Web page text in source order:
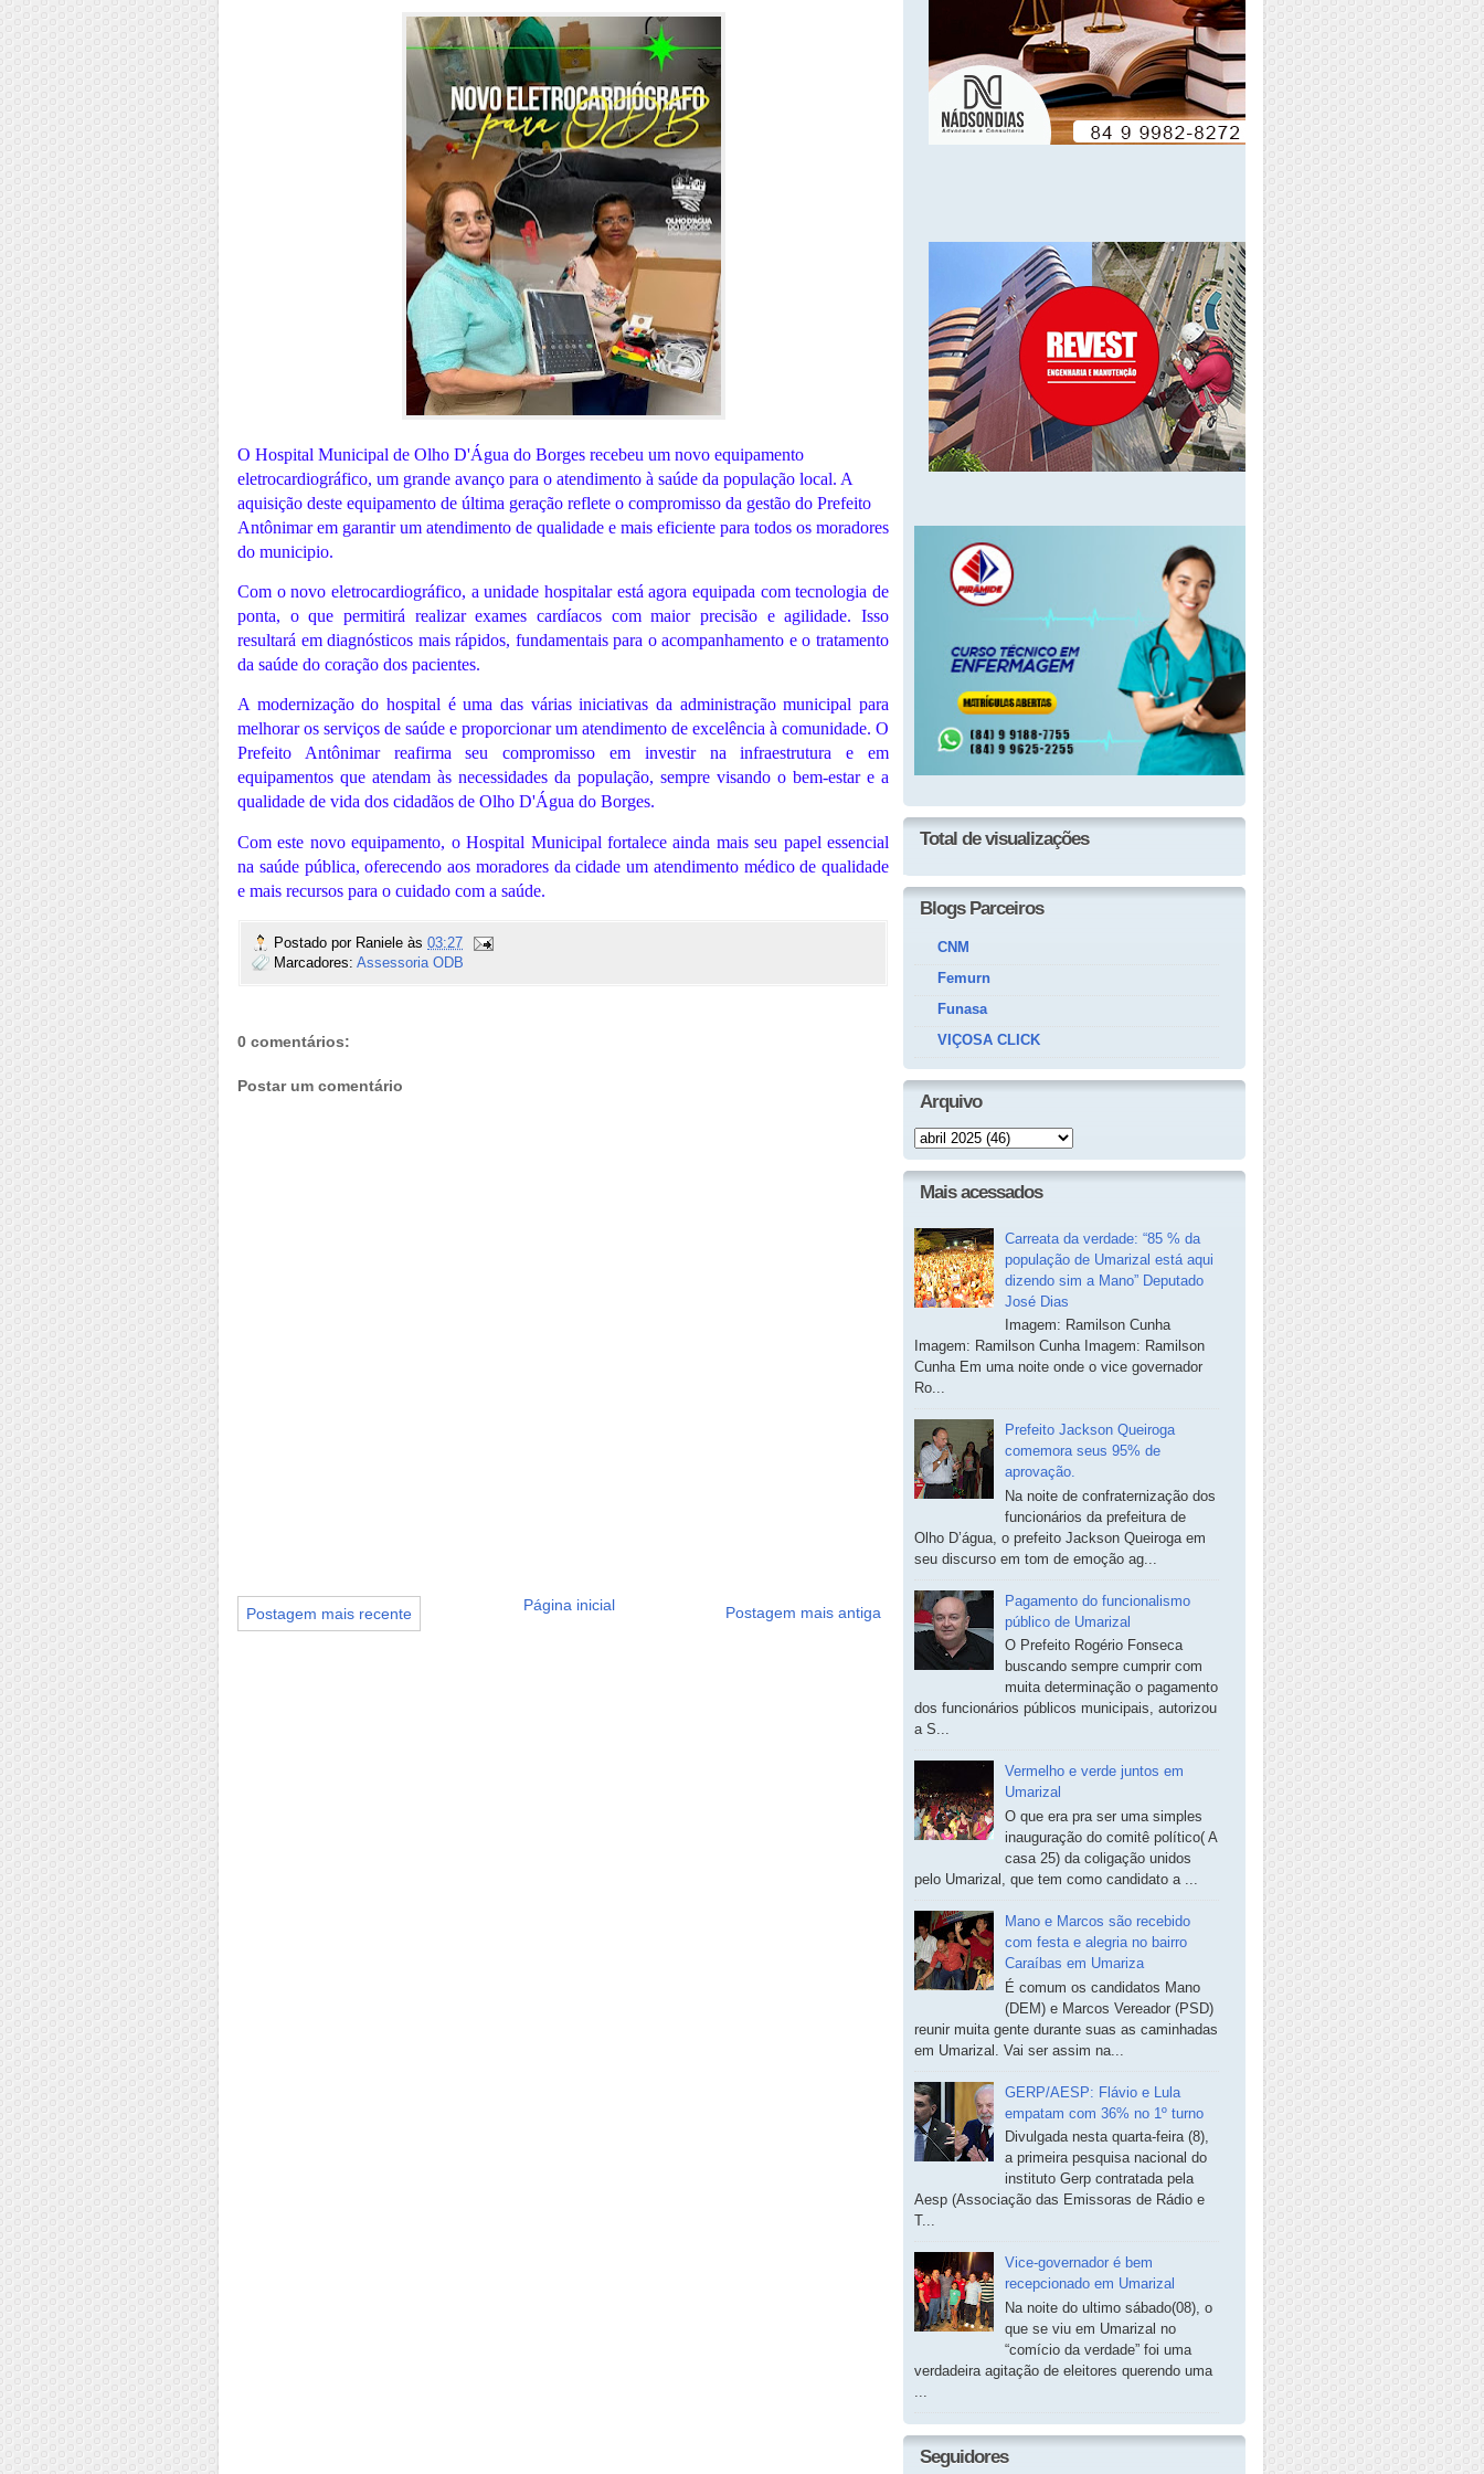
O Hospital Municipal de Olho D'Água do Borges recebeu um novo equipamento
eletrocardiográfico, um grande avanço para o atendimento à saúde da população local. A
aquisição deste equipamento de última geração reflete o compromisso da gestão do Prefeito
Antônimar em garantir um atendimento de qualidade e mais eficiente para todos os moradores
do municipio.
Com o novo eletrocardiográfico, a unidade hospitalar está agora equipada com tecnologia de
ponta, o que permitirá realizar exames cardíacos com maior precisão e agilidade. Isso
resultará em diagnósticos mais rápidos, fundamentais para o acompanhamento e o tratamento
da saúde do coração dos pacientes.
A modernização do hospital é uma das várias iniciativas da administração municipal para
melhorar os serviços de saúde e proporcionar um atendimento de excelência à comunidade. O
Prefeito Antônimar reafirma seu compromisso em investir na infraestrutura e em
equipamentos que atendam às necessidades da população, sempre visando o bem-estar e a
qualidade de vida dos cidadãos de Olho D'Água do Borges.
Com este novo equipamento, o Hospital Municipal fortalece ainda mais seu papel essencial
na saúde pública, oferecendo aos moradores da cidade um atendimento médico de qualidade
e mais recursos para o cuidado com a saúde.
Postado por Raniele às 03:27
Marcadores: Assessoria ODB
0 comentários:
Postar um comentário
Postagem mais recente Postagem mais antiga
Página inicial
Total de visualizações
Blogs Parceiros
CNM
Femurn
Funasa
VIÇOSA CLICK
Arquivo
Mais acessados
Carreata da verdade: “85 % da
população de Umarizal está aqui
dizendo sim a Mano” Deputado
José Dias
Imagem: Ramilson Cunha
Imagem: Ramilson Cunha Imagem: Ramilson
Cunha Em uma noite onde o vice governador
Ro...
Prefeito Jackson Queiroga
comemora seus 95% de
aprovação.
Na noite de confraternização dos
funcionários da prefeitura de
Olho D’água, o prefeito Jackson Queiroga em
seu discurso em tom de emoção ag...
Pagamento do funcionalismo
público de Umarizal
O Prefeito Rogério Fonseca
buscando sempre cumprir com
muita determinação o pagamento
dos funcionários públicos municipais, autorizou
a S...
Vermelho e verde juntos em
Umarizal
O que era pra ser uma simples
inauguração do comitê político( A
casa 25) da coligação unidos
pelo Umarizal, que tem como candidato a ...
Mano e Marcos são recebido
com festa e alegria no bairro
Caraíbas em Umariza
É comum os candidatos Mano
(DEM) e Marcos Vereador (PSD)
reunir muita gente durante suas as caminhadas
em Umarizal. Vai ser assim na...
GERP/AESP: Flávio e Lula
empatam com 36% no 1º turno
Divulgada nesta quarta-feira (8),
a primeira pesquisa nacional do
instituto Gerp contratada pela
Aesp (Associação das Emissoras de Rádio e
T...
Vice-governador é bem
recepcionado em Umarizal
Na noite do ultimo sábado(08), o
que se viu em Umarizal no
“comício da verdade” foi uma
verdadeira agitação de eleitores querendo uma
Seguidores